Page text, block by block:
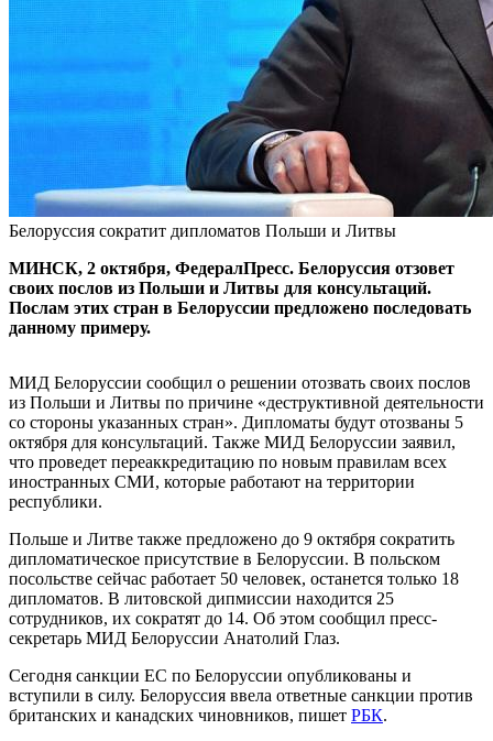
Белоруссия сократит дипломатов Польши и Литвы
МИНСК, 2 октября, ФедералПресс. Белоруссия отзовет
своих послов из Польши и Литвы для консультаций.
Послам этих стран в Белоруссии предложено последовать
данному примеру.
МИД Белоруссии сообщил о решении отозвать своих послов
из Польши и Литвы по причине «деструктивной деятельности
со стороны указанных стран». Дипломаты будут отозваны 5
октября для консультаций. Также МИД Белоруссии заявил,
что проведет переаккредитацию по новым правилам всех
иностранных СМИ, которые работают на территории
республики.
Польше и Литве также предложено до 9 октября сократить
дипломатическое присутствие в Белоруссии. В польском
посольстве сейчас работает 50 человек, останется только 18
дипломатов. В литовской дипмиссии находится 25
сотрудников, их сократят до 14. Об этом сообщил пресс-
секретарь МИД Белоруссии Анатолий Глаз.
Сегодня санкции ЕС по Белоруссии опубликованы и
вступили в силу. Белоруссия ввела ответные санкции против
британских и канадских чиновников, пишет РБК.